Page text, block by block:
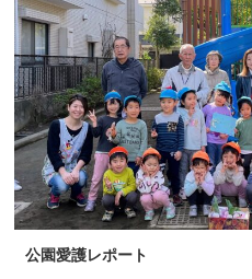
公園愛護レポート